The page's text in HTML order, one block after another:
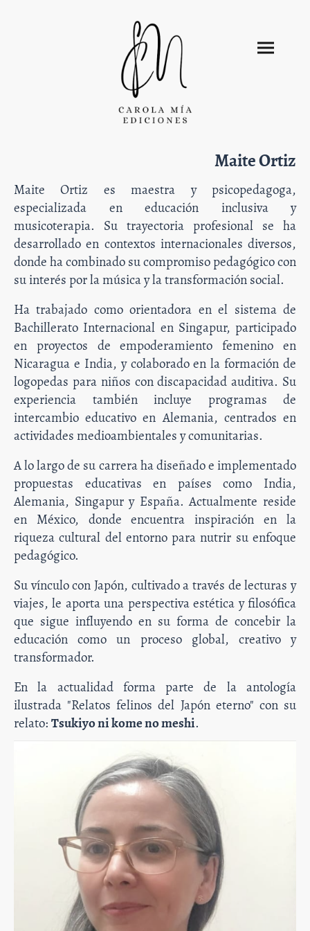
Maite Ortiz
Maite Ortiz es maestra y psicopedagoga,
especializada en educación inclusiva y
musicoterapia. Su trayectoria profesional se ha
desarrollado en contextos internacionales diversos,
donde ha combinado su compromiso pedagógico con
su interés por la música y la transformación social.
Ha trabajado como orientadora en el sistema de
Bachillerato Internacional en Singapur, participado
en proyectos de empoderamiento femenino en
Nicaragua e India, y colaborado en la formación de
logopedas para niños con discapacidad auditiva. Su
experiencia también incluye programas de
intercambio educativo en Alemania, centrados en
actividades medioambientales y comunitarias.
A lo largo de su carrera ha diseñado e implementado
propuestas educativas en países como India,
Alemania, Singapur y España. Actualmente reside
en México, donde encuentra inspiración en la
riqueza cultural del entorno para nutrir su enfoque
pedagógico.
Su vínculo con Japón, cultivado a través de lecturas y
viajes, le aporta una perspectiva estética y filosófica
que sigue influyendo en su forma de concebir la
educación como un proceso global, creativo y
transformador.
En la actualidad forma parte de la antología
ilustrada "Relatos felinos del Japón eterno" con su
relato:Tsukiyo ni kome no meshi.